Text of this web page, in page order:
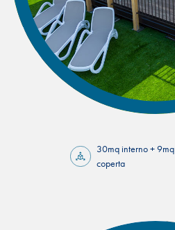
30mq interno +
coperta